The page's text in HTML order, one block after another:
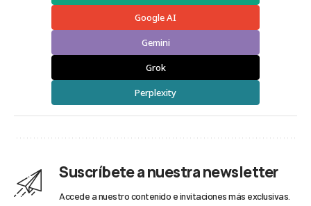
Google AI
Gemini
Grok
Perplexity
Suscríbete a nuestra newsletter
Accede a nuestro contenido e invitaciones más exclusivas.